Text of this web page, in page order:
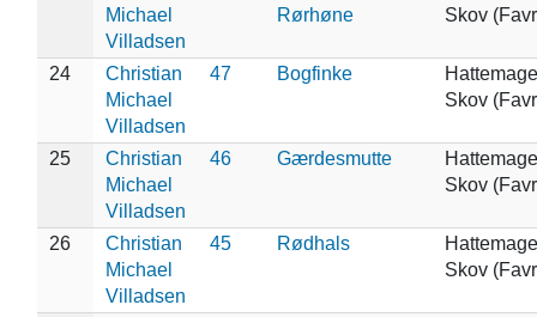
Michael
Villadsen
Rørhøne
Skov
24
Christian
Michael
Villadsen
47 Bogfinke
Skov
25
Christian
Michael
Villadsen
46 Gærdesmutte
Skov
26
Christian
Michael
Villadsen
45 Rødhals
Skov